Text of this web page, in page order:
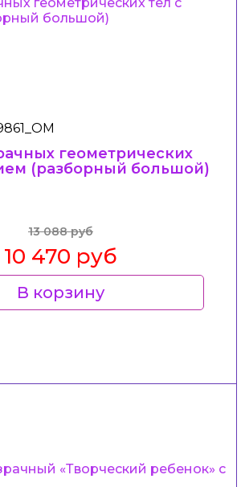
геометрических
(разборный большой)
13 088 руб
10 470 руб
В корзину